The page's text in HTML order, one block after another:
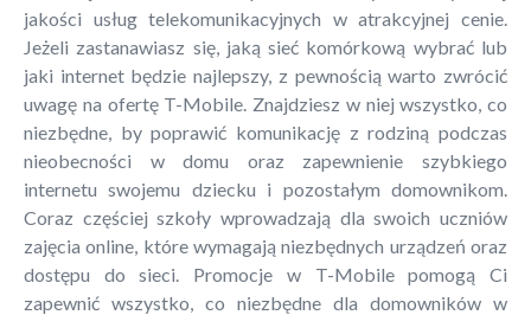
jakości usług telekomunikacyjnych w atrakcyjnej cenie.
Jeżeli zastanawiasz się, jaką sieć komórkową wybrać lub
jaki internet będzie najlepszy, z pewnością warto zwrócić
uwagę na ofertę T-Mobile. Znajdziesz w niej wszystko, co
niezbędne, by poprawić komunikację z rodziną podczas
nieobecności w domu oraz zapewnienie szybkiego
internetu swojemu dziecku i pozostałym domownikom.
Coraz częściej szkoły wprowadzają dla swoich uczniów
zajęcia online, które wymagają niezbędnych urządzeń oraz
dostępu do sieci. Promocje w T-Mobile pomogą Ci
zapewnić wszystko, co niezbędne dla domowników w